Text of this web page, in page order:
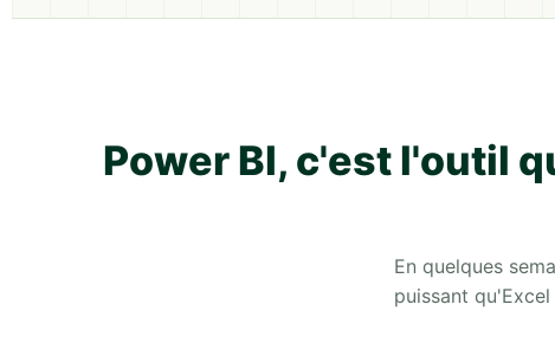
Power BI, c'est l'outil
En quelques
puissant